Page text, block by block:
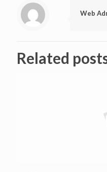
Web
Related